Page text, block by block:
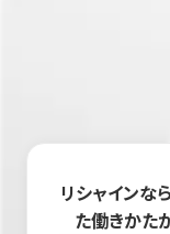
リシャインな
た働きかた